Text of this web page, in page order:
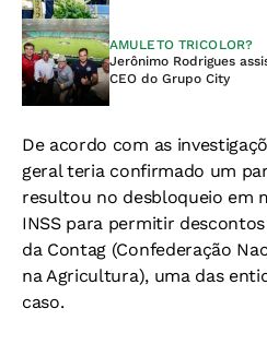
AMULETO TRICOLOR?
Jerônimo Rodrigues
CEO do Grupo City
De acordo com as
geral teria confirmado um
resultou no desbloqueio em
INSS para permitir
da Contag (Confederação
na Agricultura), uma das
caso.